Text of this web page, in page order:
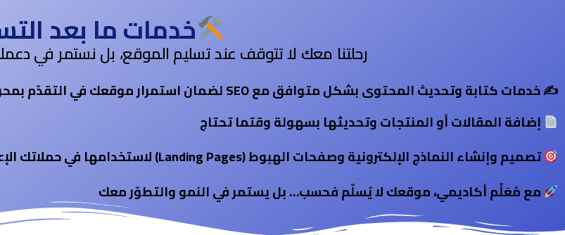
خدمات ما بعد
رحلتنا معك لا تتوقف عند تسليم الموقع، بل نستمر في
✍️ خدمات كتابة وتحديث المحتوى بشكل متوافق مع SEO لضمان استمرار موقعك في التقدّم بمحركات البحث
إضافة المقالات أو المنتجات وتحديثها بسهولة وقتما تحتاج
تصميم وإنشاء النماذج الإلكترونية وصفحات الهبوط (Landing Pages) لاستخدامها في حملاتك الإعلانية والتسويقية
مع مُعَلِّم أكاديمي، موقعك لا يُسلّم فحسب… بل يستمر في النمو والتطوّر معك